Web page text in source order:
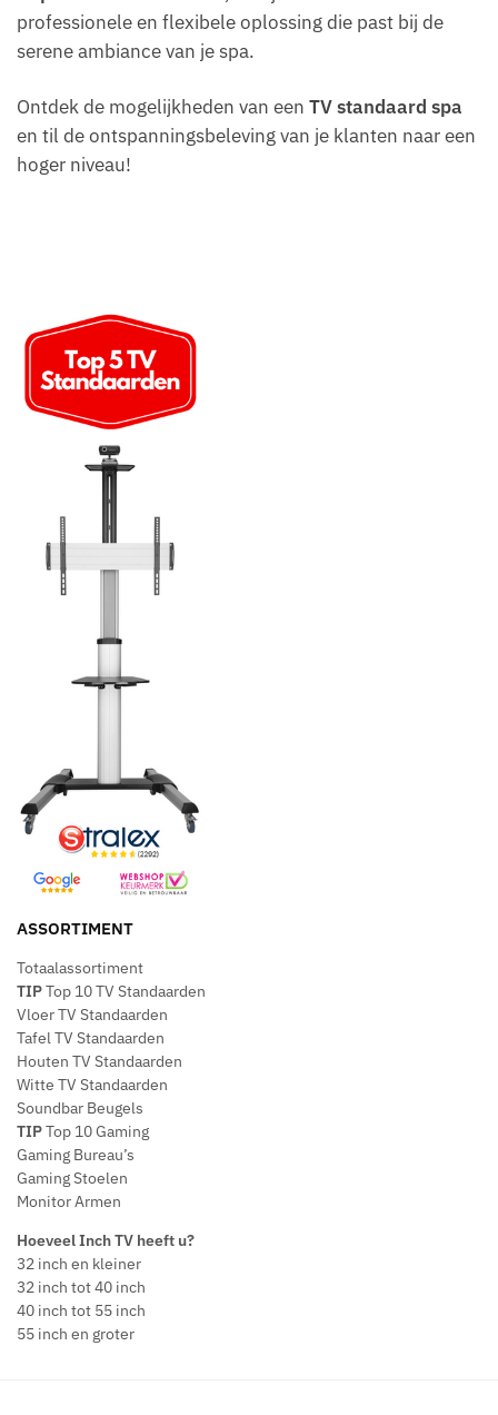
professionele en flexibele oplossing die past bij de
serene ambiance van je spa.
Ontdek de mogelijkheden van een TV standaard spa
en til de ontspanningsbeleving van je klanten naar een
hoger niveau!
ASSORTIMENT
Totaalassortiment
TIPTop 10 TV Standaarden
Vloer TV Standaarden
Tafel TV Standaarden
Houten TV Standaarden
Witte TV Standaarden
Soundbar Beugels
TIPTop 10 Gaming
Gaming Bureau’s
Gaming Stoelen
Monitor Armen
Hoeveel Inch TV heeft u?
32 inch en kleiner
32 inch tot 40 inch
40 inch tot 55 inch
55 inch en groter